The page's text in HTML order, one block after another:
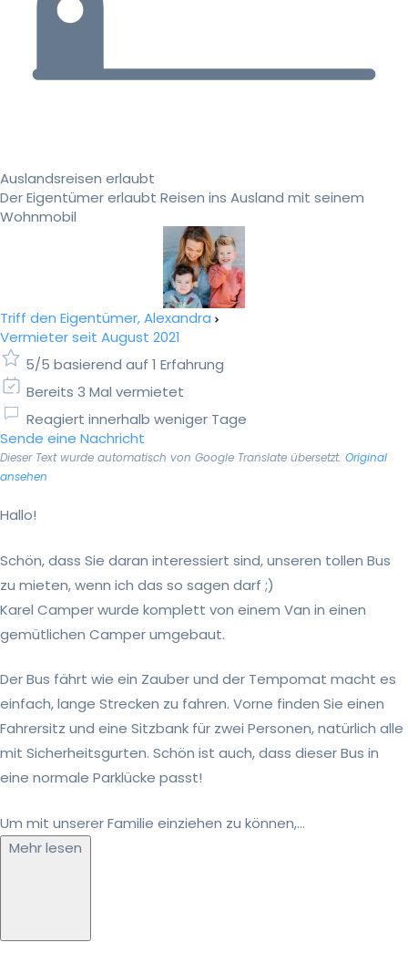
Auslandsreisen erlaubt
Der Eigentümer erlaubt Reisen ins Ausland mit seinem
Wohnmobil
Triff den Eigentümer, Alexandra
Vermieter seit August 2021
5/5 basierend auf 1 Erfahrung
Bereits 3 Mal vermietet
Reagiert innerhalb weniger Tage
Sende eine Nachricht
Dieser Text wurde automatisch von Google Translate übersetzt. Original
ansehen
Hallo!
Schön, dass Sie daran interessiert sind, unseren tollen Bus
zu mieten, wenn ich das so sagen darf ;)
Karel Camper wurde komplett von einem Van in einen
gemütlichen Camper umgebaut.
Der Bus fährt wie ein Zauber und der Tempomat macht es
einfach, lange Strecken zu fahren. Vorne finden Sie einen
Fahrersitz und eine Sitzbank für zwei Personen, natürlich alle
mit Sicherheitsgurten. Schön ist auch, dass dieser Bus in
eine normale Parklücke passt!
Um mit unserer Familie einziehen zu können,...
Mehr lesen